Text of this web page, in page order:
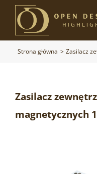
Przejdź
zawartości
Strona główna Zasilacz
Zasilacz
magnetycznych